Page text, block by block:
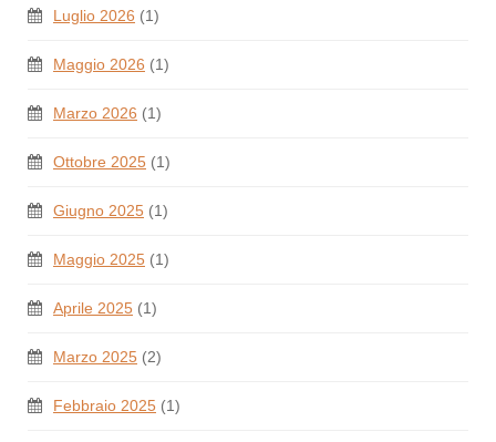
Luglio 2026 (1)
Maggio 2026 (1)
Marzo 2026 (1)
Ottobre 2025 (1)
Giugno 2025 (1)
Maggio 2025 (1)
Aprile 2025 (1)
Marzo 2025 (2)
Febbraio 2025 (1)